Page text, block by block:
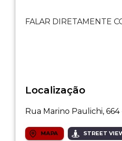
FALAR DIRETAMENTE
Localização
Rua Marino Paulichi,
MAPA STREET